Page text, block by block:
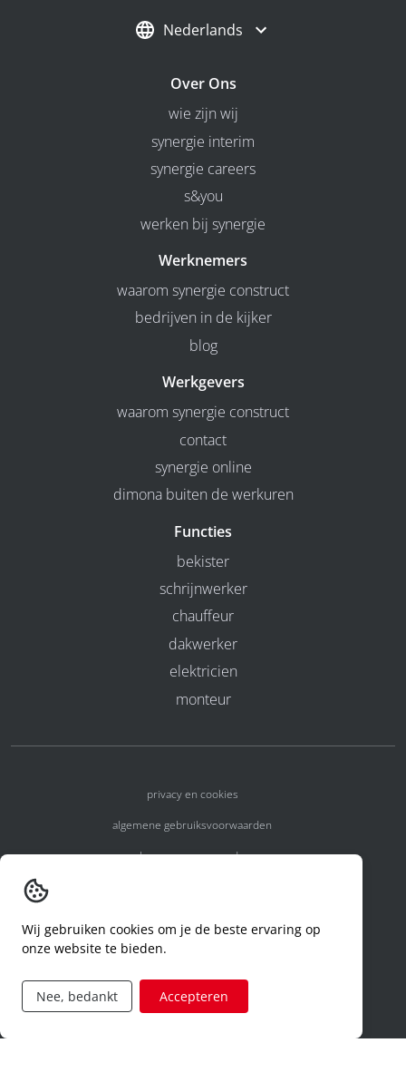
Nederlands
Over Ons
wie zijn wij
synergie interim
synergie careers
s&you
werken bij synergie
Werknemers
waarom synergie construct
bedrijven in de kijker
blog
Werkgevers
waarom synergie construct
contact
synergie online
dimona buiten de werkuren
Functies
bekister
schrijnwerker
chauffeur
dakwerker
elektricien
monteur
privacy en cookies
algemene gebruiksvoorwaarden
algemene voorwaarden
code of conduct
aanvraag rechten ivm privacy
Wij gebruiken cookies om je de beste ervaring op
onze website te bieden.
Nee, bedankt Accepteren